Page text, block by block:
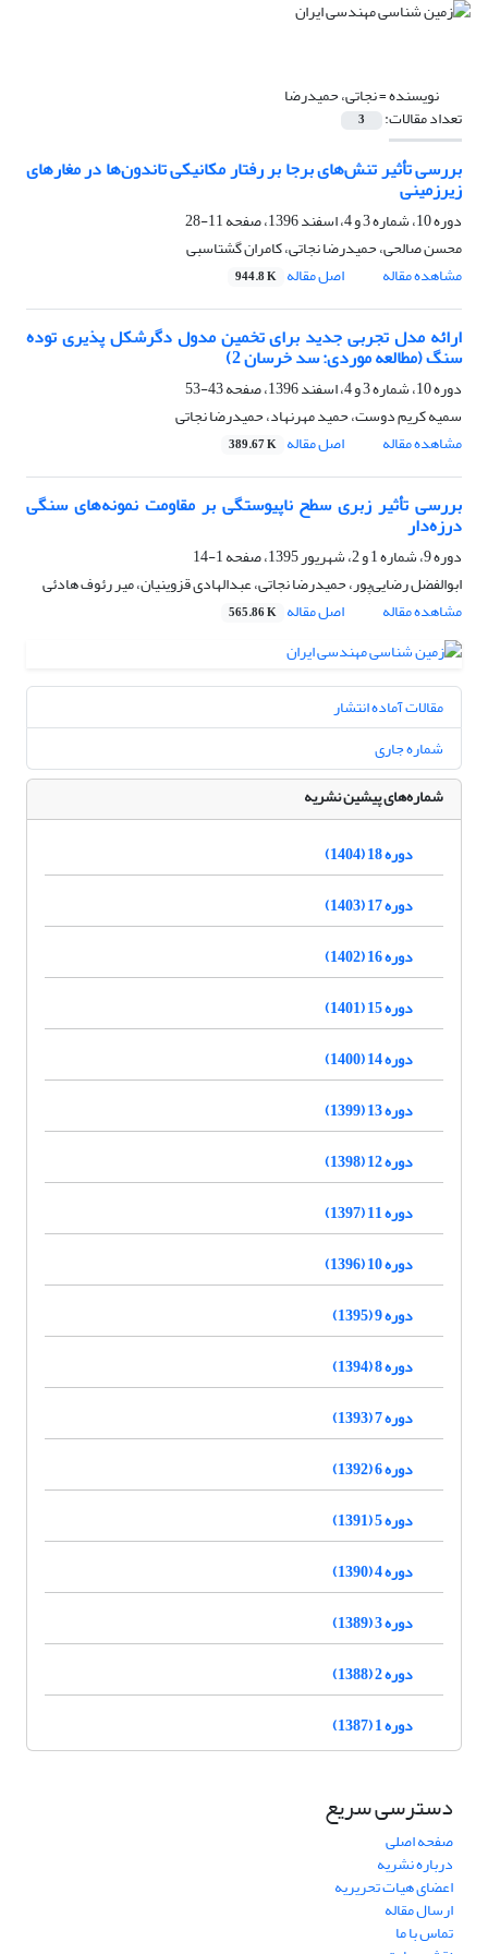
نویسنده =نجاتی، حمیدرضا
تعداد مقالات: 3
بررسی تأثیر تنش‌های برجا بر رفتار مکانیکی تاندون‌ها در مغارهای
زیرزمینی
دوره 10، شماره 3 و 4، اسفند 1396، صفحه
11-28
محسن صالحی، حمیدرضا نجاتی، کامران گشتاسبی
مشاهده مقاله
اصل مقاله 944.8 K
ارائه مدل تجربی جدید برای تخمین مدول دگرشکل پذیری توده
سنگ (مطالعه موردی: سد خرسان 2)
دوره 10، شماره 3 و 4، اسفند 1396، صفحه
43-53
سمیه کریم دوست، حمید مهرنهاد، حمیدرضا نجاتی
مشاهده مقاله
اصل مقاله 389.67 K
بررسی تأثیر زبری سطح ناپیوستگی بر مقاومت نمونه‌های سنگی
درزه‌دار
دوره 9، شماره 1 و 2، شهریور 1395، صفحه
1-14
ابوالفضل رضایی‌پور، حمیدرضا نجاتی، عبدالهادی قزوینیان، میر رئوف هادئی
مشاهده مقاله
اصل مقاله 565.86 K
مقالات آماده انتشار
شماره جاری
شماره‌های پیشین نشریه
دوره 18 (1404)
دوره 17 (1403)
دوره 16 (1402)
دوره 15 (1401)
دوره 14 (1400)
دوره 13 (1399)
دوره 12 (1398)
دوره 11 (1397)
دوره 10 (1396)
دوره 9 (1395)
دوره 8 (1394)
دوره 7 (1393)
دوره 6 (1392)
دوره 5 (1391)
دوره 4 (1390)
دوره 3 (1389)
دوره 2 (1388)
دوره 1 (1387)
دسترسی سریع
صفحه اصلی
درباره نشریه
اعضای هیات تحریریه
ارسال مقاله
تماس با ما